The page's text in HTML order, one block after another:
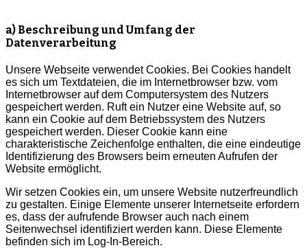
a) Beschreibung und Umfang der
Datenverarbeitung
Unsere Webseite verwendet Cookies. Bei Cookies handelt
es sich um Textdateien, die im Internetbrowser bzw. vom
Internetbrowser auf dem Computersystem des Nutzers
gespeichert werden. Ruft ein Nutzer eine Website auf, so
kann ein Cookie auf dem Betriebssystem des Nutzers
gespeichert werden. Dieser Cookie kann eine
charakteristische Zeichenfolge enthalten, die eine eindeutige
Identifizierung des Browsers beim erneuten Aufrufen der
Website ermöglicht.
Wir setzen Cookies ein, um unsere Website nutzerfreundlich
zu gestalten. Einige Elemente unserer Internetseite erfordern
es, dass der aufrufende Browser auch nach einem
Seitenwechsel identifiziert werden kann. Diese Elemente
befinden sich im Log-In-Bereich.